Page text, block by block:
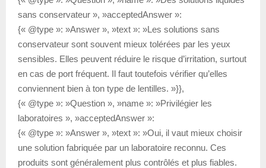
sans conservateur », »acceptedAnswer »:
{« @type »: »Answer », »text »: »Les solutions sans
conservateur sont souvent mieux tolérées par les yeux
sensibles. Elles peuvent réduire le risque d’irritation, surtout
en cas de port fréquent. Il faut toutefois vérifier qu’elles
conviennent bien à ton type de lentilles. »}},
{« @type »: »Question », »name »: »Privilégier les
laboratoires », »acceptedAnswer »:
{« @type »: »Answer », »text »: »Oui, il vaut mieux choisir
une solution fabriquée par un laboratoire reconnu. Ces
produits sont généralement plus contrôlés et plus fiables.